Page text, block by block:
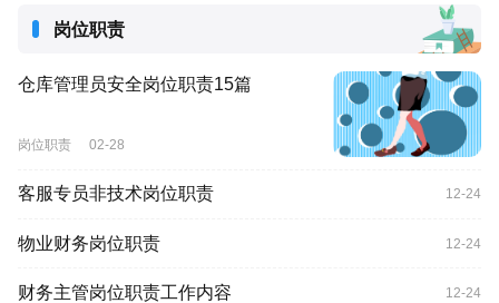
岗位职责
仓库管理员安全岗位职责15篇
岗位职责 02-28
客服专员非技术岗位职责 12-24
物业财务岗位职责 12-24
财务主管岗位职责工作内容 12-24